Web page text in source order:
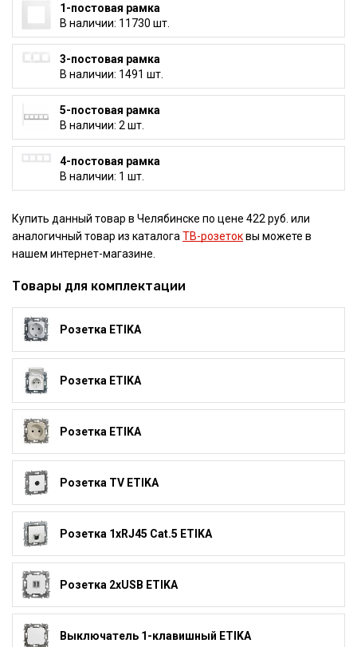
1-постовая рамка
В наличии: 11730 шт.
3-постовая рамка
В наличии: 1491 шт.
5-постовая рамка
В наличии: 2 шт.
4-постовая рамка
В наличии: 1 шт.
Купить данный товар в Челябинске по цене 422 руб. или
аналогичный товар из каталогаТВ-розетоквы можете в
нашем интернет-магазине.
Товары для комплектации
Розетка ETIKA
Розетка ETIKA
Розетка ETIKA
Розетка TV ETIKA
Розетка 1xRJ45 Cat.5 ETIKA
Розетка 2xUSB ETIKA
Выключатель 1-клавишный ETIKA